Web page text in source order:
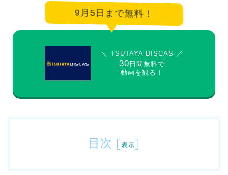
9月5日まで無料！
＼ TSUTAYA DISCAS ／
30 日間無料で
動画を観る！
目次 [ 表示]